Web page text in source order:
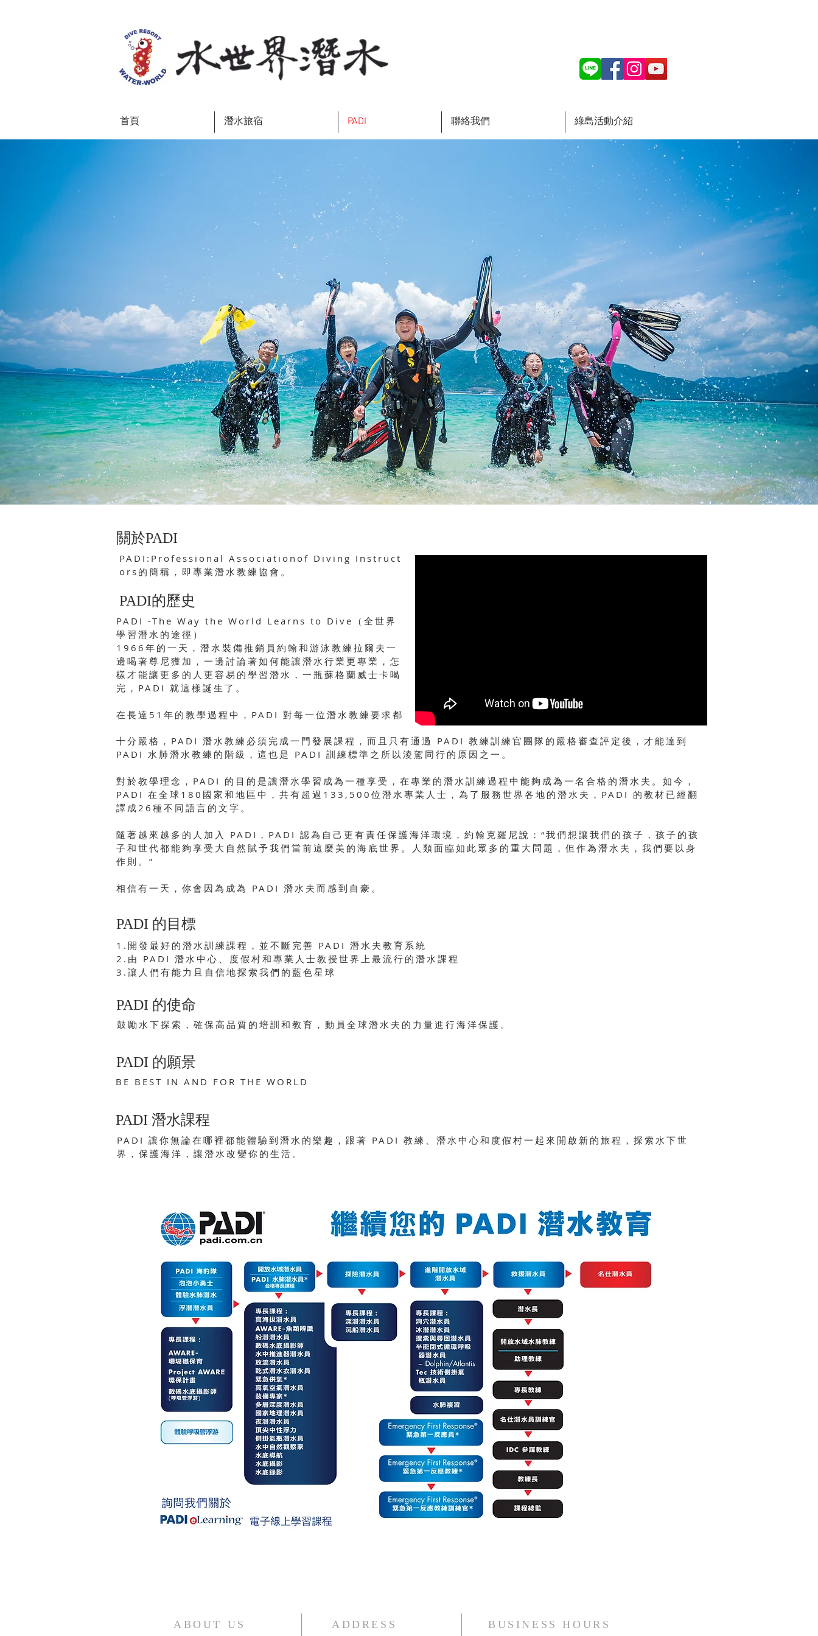
首頁 潛水旅宿 PADI 聯絡我們 綠島活動介紹
​關於PADI
PADI:Professional Associationof Diving Instruct
ors的簡稱，即專業潛水教練協會。
​PADI的歷史
PADI -The Way the World Learns to Dive（全世界
學習潛水的途徑）
1966年的一天，潛水裝備推銷員約翰和游泳教練拉爾夫一
邊喝著尊尼獲加，一邊討論著如何能讓潛水行業更專業，怎
樣才能讓更多的人更容易的學習潛水，一瓶蘇格蘭威士卡喝
完，PADI 就這樣誕生了。
在長達51年的教學過程中，PADI 對每一位潛水教練要求都
十分嚴格，PADI 潛水教練必須完成一門發展課程，而且只有通過 PADI 教練訓練官團隊的嚴格審查評定後，才能達到
PADI 水肺潛水教練的階級，這也是 PADI 訓練標準之所以淩駕同行的原因之一。
對於教學理念，PADI 的目的是讓潛水學習成為一種享受，在專業的潛水訓練過程中能夠成為一名合格的潛水夫。如今，
PADI 在全球180國家和地區中，共有超過133,500位潛水專業人士，為了服務世界各地的潛水夫，PADI 的教材已經翻
譯成26種不同語言的文字。
隨著越來越多的人加入 PADI，PADI 認為自己更有責任保護海洋環境，約翰克羅尼說：“我們想讓我們的孩子，孩子的孩
子和世代都能夠享受大自然賦予我們當前這麼美的海底世界。人類面臨如此眾多的重大問題，但作為潛水夫，我們要以身
作則。”
相信有一天，你會因為成為 PADI 潛水夫而感到自豪。
​PADI 的目標
1.開發最好的潛水訓練課程，並不斷完善 PADI 潛水夫教育系統
2.由 PADI 潛水中心、度假村和專業人士教授世界上最流行的潛水課程
3.讓人們有能力且自信地探索我們的藍色星球
​PADI 的使命
鼓勵水下探索，確保高品質的培訓和教育，動員全球潛水夫的力量進行海洋保護。
​PADI 的願景
BE BEST IN AND FOR THE WORLD
​PADI 潛水課程
PADI 讓你無論在哪裡都能體驗到潛水的樂趣，跟著 PADI 教練、潛水中心和度假村一起來開啟新的旅程，探索水下世
界，保護海洋，讓潛水改變你的生活。
ABOUT US ADDRESS BUSINESS HOURS